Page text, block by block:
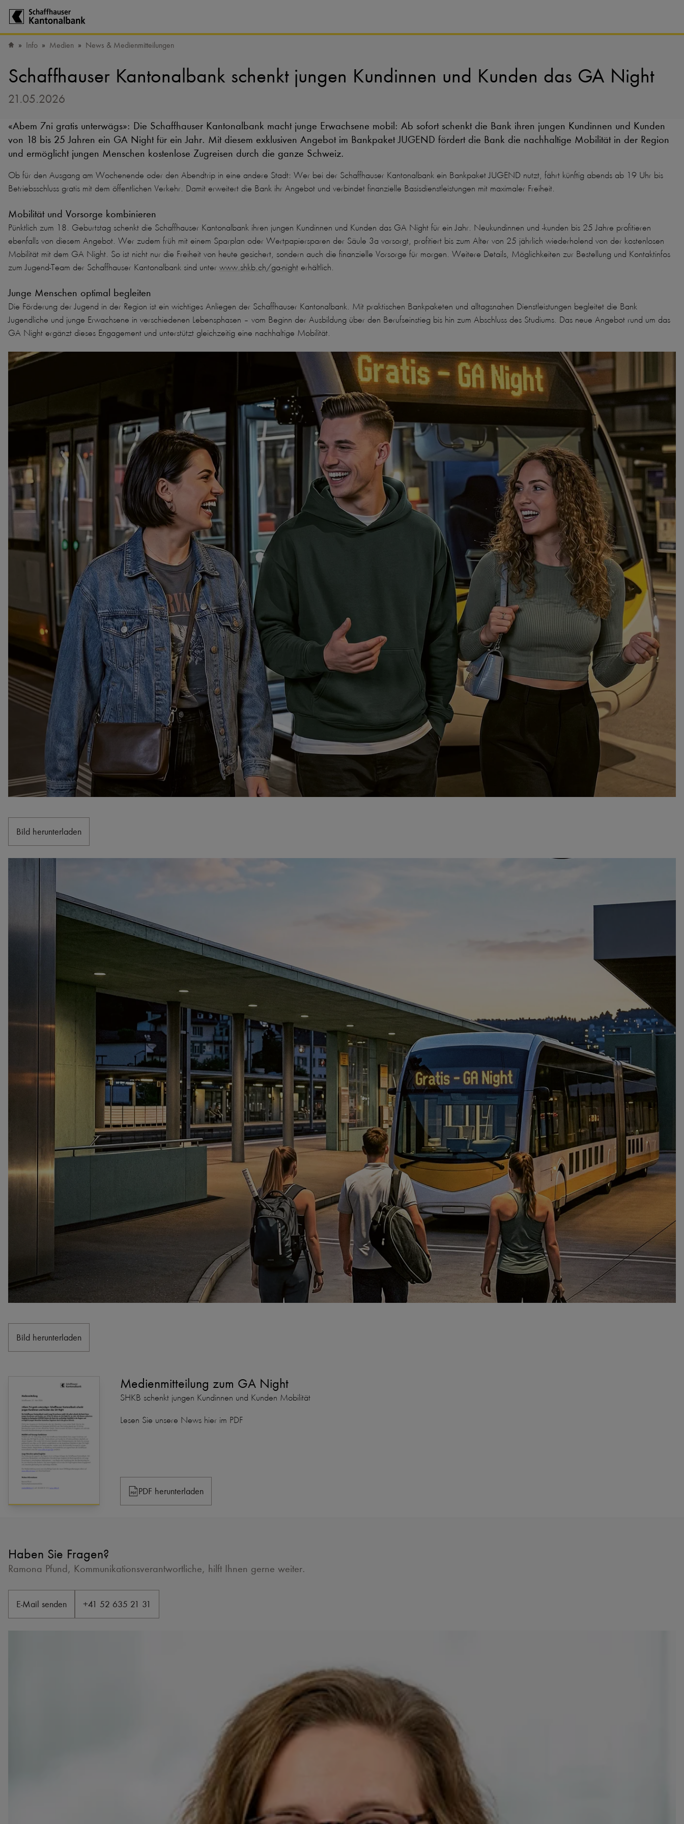
Info Medien News & Medienmitteilungen
Schaffhauser Kantonalbank schenkt jungen Kundinnen und Kunden das GA Night
21.05.2026
«Abem 7ni gratis unterwägs»: Die Schaffhauser Kantonalbank macht junge Erwachsene mobil: Ab sofort schenkt die Bank ihren jungen Kundinnen und Kunden
von 18 bis 25 Jahren ein GA Night für ein Jahr. Mit diesem exklusiven Angebot im Bankpaket JUGEND fördert die Bank die nachhaltige Mobilität in der Region
und ermöglicht jungen Menschen kostenlose Zugreisen durch die ganze Schweiz.
Ob für den Ausgang am Wochenende oder den Abendtrip in eine andere Stadt: Wer bei der Schaffhauser Kantonalbank ein Bankpaket JUGEND nutzt, fährt künftig abends ab 19 Uhr bis
Betriebsschluss gratis mit dem öffentlichen Verkehr. Damit erweitert die Bank ihr Angebot und verbindet finanzielle Basisdienstleistungen mit maximaler Freiheit.
Mobilität und Vorsorge kombinieren
Pünktlich zum 18. Geburtstag schenkt die Schaffhauser Kantonalbank ihren jungen Kundinnen und Kunden das GA Night für ein Jahr. Neukundinnen und -kunden bis 25 Jahre profitieren
ebenfalls von diesem Angebot. Wer zudem früh mit einem Sparplan oder Wertpapiersparen der Säule 3a vorsorgt, profitiert bis zum Alter von 25 jährlich wiederholend von der kostenlosen
Mobilität mit dem GA Night. So ist nicht nur die Freiheit von heute gesichert, sondern auch die finanzielle Vorsorge für morgen. Weitere Details, Möglichkeiten zur Bestellung und Kontaktinfos
zum Jugend-Team der Schaffhauser Kantonalbank sind unter www.shkb.ch/ga-night erhältlich.
Junge Menschen optimal begleiten
Die Förderung der Jugend in der Region ist ein wichtiges Anliegen der Schaffhauser Kantonalbank. Mit praktischen Bankpaketen und alltagsnahen Dienstleistungen begleitet die Bank
Jugendliche und junge Erwachsene in verschiedenen Lebensphasen – vom Beginn der Ausbildung über den Berufseinstieg bis hin zum Abschluss des Studiums. Das neue Angebot rund um das
GA Night ergänzt dieses Engagement und unterstützt gleichzeitig eine nachhaltige Mobilität.
Bild herunterladen
Bild herunterladen
Medienmitteilung zum GA Night
SHKB schenkt jungen Kundinnen und Kunden Mobilität
Lesen Sie unsere News hier im PDF
PDF herunterladen
Haben Sie Fragen?
Ramona Pfund, Kommunikationsverantwortliche, hilft Ihnen gerne weiter.
E-Mail senden +41 52 635 21 31